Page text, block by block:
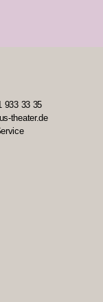
933 33 35
theater.de